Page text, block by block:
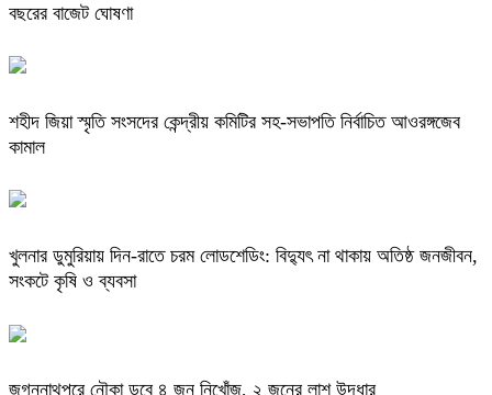
বছরের বাজেট ঘোষণা
শহীদ জিয়া স্মৃতি সংসদের কেন্দ্রীয় কমিটির সহ-সভাপতি নির্বাচিত আওরঙ্গজেব
কামাল
খুলনার ডুমুরিয়ায় দিন-রাতে চরম লোডশেডিং: বিদ্যুৎ না থাকায় অতিষ্ঠ জনজীবন,
সংকটে কৃষি ও ব্যবসা
জগন্নাথপুরে নৌকা ডুবে ৪ জন নিখোঁজ, ২ জনের লাশ উদ্ধার